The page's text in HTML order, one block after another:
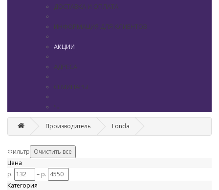
ДОСТАВКА И ОПЛАТА
ИНФОРМАЦИЯ ДЛЯ КЛИЕНТОВ
АКЦИИ
АДРЕСА
СЕМИНАРЫ
⇆
Производитель Londa
Фильтр
Цена
р.
– р.
Категория